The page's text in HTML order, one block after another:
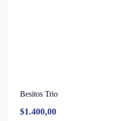
Besitos Trio
$1.400,00